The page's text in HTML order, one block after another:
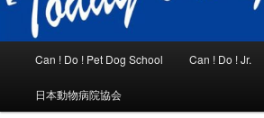
メ
Can ! Do ! Pet Dog School Can ! Do ! Jr.
日本動物病院協会